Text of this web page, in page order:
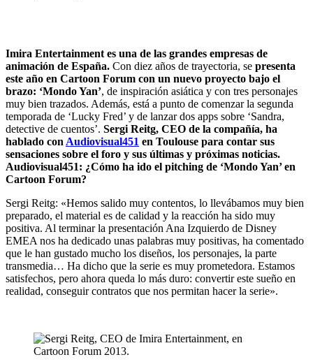
Imira Entertainment es una de las grandes empresas de
animación de España. Con diez años de trayectoria, se presenta
este año en Cartoon Forum con un nuevo proyecto bajo el
brazo: ‘Mondo Yan’, de inspiración asiática y con tres personajes
muy bien trazados. Además, está a punto de comenzar la segunda
temporada de ‘Lucky Fred’ y de lanzar dos apps sobre ‘Sandra,
detective de cuentos’. Sergi Reitg, CEO de la compañía, ha
hablado con Audiovisual451 en Toulouse para contar sus
sensaciones sobre el foro y sus últimas y próximas noticias.
Audiovisual451: ¿Cómo ha ido el pitching de ‘Mondo Yan’ en
Cartoon Forum?
Sergi Reitg: «Hemos salido muy contentos, lo llevábamos muy bien
preparado, el material es de calidad y la reacción ha sido muy
positiva. Al terminar la presentación Ana Izquierdo de Disney
EMEA nos ha dedicado unas palabras muy positivas, ha comentado
que le han gustado mucho los diseños, los personajes, la parte
transmedia… Ha dicho que la serie es muy prometedora. Estamos
satisfechos, pero ahora queda lo más duro: convertir este sueño en
realidad, conseguir contratos que nos permitan hacer la serie».